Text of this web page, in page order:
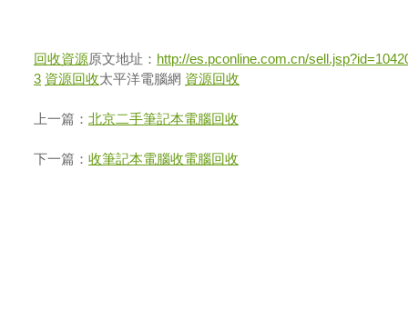
回收資源原文地址： http://es.pconline.com.cn/
3 資源回收太平洋電腦網 資源回收
上一篇： 北京二手筆記本電腦回收
下一篇： 收筆記本電腦收電腦回收